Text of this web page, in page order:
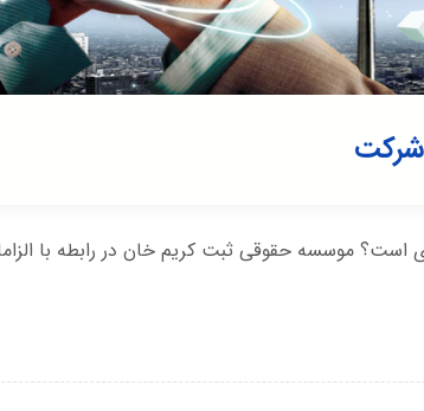
شرکت
است؟ موسسه حقوقی ثبت کریم خان در رابطه با